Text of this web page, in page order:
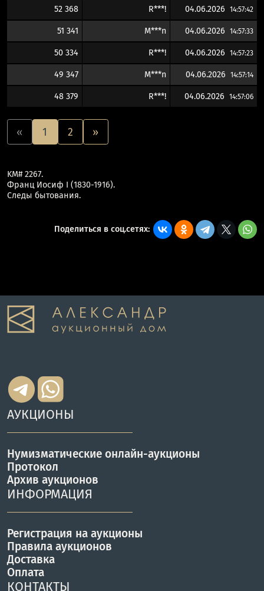
52 368 R***! 04.06.2026 14:57:42
51 341 M***n 04.06.2026 14:57:33
50 334 R***! 04.06.2026 14:57:23
49 347 M***n 04.06.2026 14:57:14
48 379 R***! 04.06.2026 14:57:06
« 1 2 »
KM# 2267.
Франц Иосиф I (1830-1916).
Следы бытования.
Поделиться в соц.сетях:
АУКЦИОНЫ
Нумизматические онлайн-аукционы
Протокол
Архив аукционов
ИНФОРМАЦИЯ
Регистрация на аукционы
Правила аукционов
Доставка
Оплата
КОНТАКТЫ